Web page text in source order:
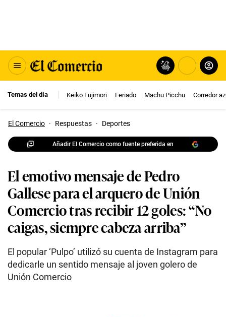
Temas del día Keiko Fujimori Feriado Machu Picchu Corredor
El Comercio · Respuestas · Deportes
Añadir El Comercio como fuente preferida en
El emotivo mensaje de Pedro
Gallese para el arquero de Unión
Comercio tras recibir 12 goles: “No
caigas, siempre cabeza arriba”
El popular ‘Pulpo’ utilizó su cuenta de Instagram para
dedicarle un sentido mensaje al joven golero de
Unión Comercio